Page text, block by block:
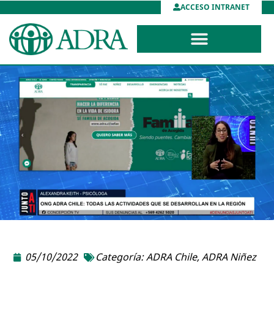
ACCESO INTRANET
05/10/2022 Categoría:ADRA Chile,ADRA Niñez